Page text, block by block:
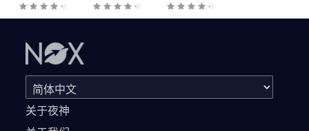
关于夜神